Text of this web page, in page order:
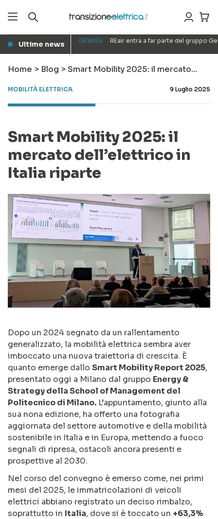
● Ultime news GEWISS REair entra a far parte del gruppo
Home > Blog > Smart Mobility 2025: il mercato…
MOBILITÀ ELETTRICA 9 Luglio 2025
Smart Mobility 2025: il
mercato dell’elettrico in
Italia riparte
Dopo un 2024 segnato da un rallentamento
generalizzato, la mobilità elettrica sembra aver
imboccato una nuova traiettoria di crescita. È
quanto emerge dallo Smart Mobility Report 2025,
presentato oggi a Milano dal gruppo Energy &
Strategy della School of Management del
Politecnico di Milano. L’appuntamento, giunto alla
sua nona edizione, ha offerto una fotografia
aggiornata del settore automotive e della mobilità
sostenibile in Italia e in Europa, mettendo a fuoco
segnali di ripresa, ostacoli ancora presenti e
prospettive al 2030.
Nel corso del convegno è emerso come, nei primi
mesi del 2025, le immatricolazioni di veicoli
elettrici abbiano registrato un deciso rimbalzo,
soprattutto in Italia, dove si è toccato un +63,3%